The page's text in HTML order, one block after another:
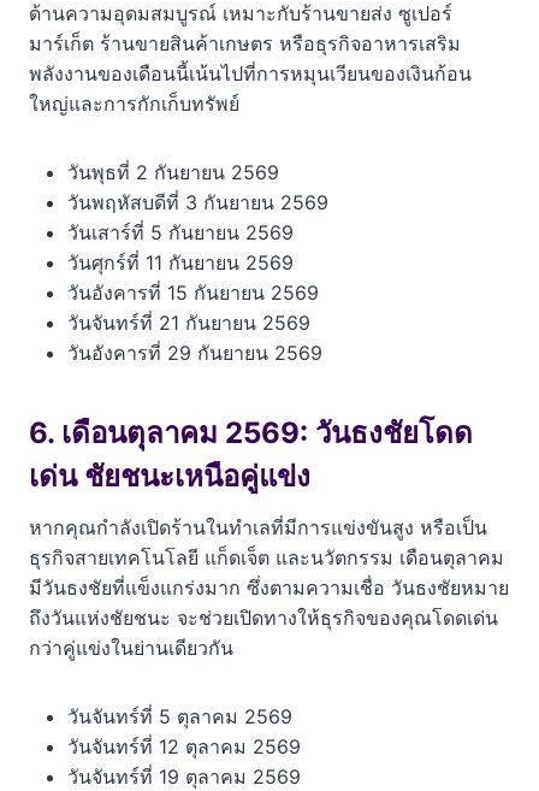
ด้านความอุดมสมบูรณ์ เหมาะกับร้านขายส่ง ซูเปอร์
มาร์เก็ต ร้านขายสินค้าเกษตร หรือธุรกิจอาหารเสริม
พลังงานของเดือนนี้เน้นไปที่การหมุนเวียนของเงินก้อน
ใหญ่และการกักเก็บทรัพย์
วันพุธที่ 2 กันยายน 2569
วันพฤหัสบดีที่ 3 กันยายน 2569
วันเสาร์ที่ 5 กันยายน 2569
วันศุกร์ที่ 11 กันยายน 2569
วันอังคารที่ 15 กันยายน 2569
วันจันทร์ที่ 21 กันยายน 2569
วันอังคารที่ 29 กันยายน 2569
6. เดือนตุลาคม 2569: วันธงชัยโดด
เด่น ชัยชนะเหนือคู่แข่ง
หากคุณกำลังเปิดร้านในทำเลที่มีการแข่งขันสูง หรือเป็น
ธุรกิจสายเทคโนโลยี แก็ดเจ็ต และนวัตกรรม เดือนตุลาคม
มีวันธงชัยที่แข็งแกร่งมาก ซึ่งตามความเชื่อ วันธงชัยหมาย
ถึงวันแห่งชัยชนะ จะช่วยเปิดทางให้ธุรกิจของคุณโดดเด่น
กว่าคู่แข่งในย่านเดียวกัน
วันจันทร์ที่ 5 ตุลาคม 2569
วันจันทร์ที่ 12 ตุลาคม 2569
วันจันทร์ที่ 19 ตุลาคม 2569